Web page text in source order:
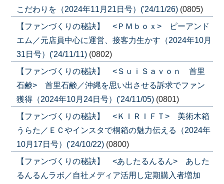
こだわりを（2024年11月21日号）('24/11/26) (0805)
【ファンづくりの秘訣】 <ＰＭｂｏｘ> ピーアンド
エム／元店員中心に運営、接客力生かす（2024年10月
31日号）('24/11/11) (0802)
【ファンづくりの秘訣】 <ＳｕｉＳａｖｏｎ 首里
石鹸> 首里石鹸／沖縄を思い出させる訴求でファン
獲得（2024年10月24日号）('24/11/05) (0801)
【ファンづくりの秘訣】 <ＫＩＲＩＦＴ> 美術木箱
うらた／ＥＣやインスタで桐箱の魅力伝える（2024年
10月17日号）('24/10/22) (0800)
【ファンづくりの秘訣】 <あしたるんるん> あした
るんるんラボ／自社メディア活用し定期購入者増加